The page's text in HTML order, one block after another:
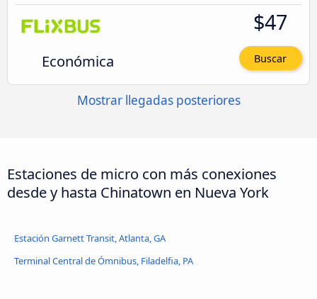
Económica
$47
Buscar
Mostrar llegadas posteriores
Estaciones de micro con más conexiones
desde y hasta Chinatown en Nueva York
Estación Garnett Transit, Atlanta, GA
Terminal Central de Ómnibus, Filadelfia, PA